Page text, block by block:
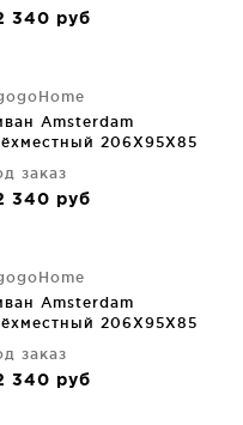
340 руб
Amsterdam
206X95X85
заказ
340 руб
Amsterdam
206X95X85
заказ
340 руб